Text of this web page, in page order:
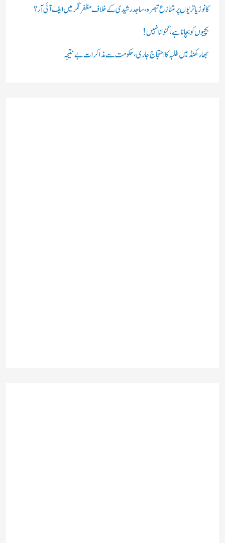
کانوڑ یاتریوں پر متنازع تبصرہ، ساجد رشیدی کے خلاف مظفرنگر میں ایف آئی آر؟
بچیوں کو بچانا ہے، گنوانا نہیں!
جھارکھنڈ میں طلبہ کا احتجاج جاری، حکومت سے مذاکرات بے نتیجہ